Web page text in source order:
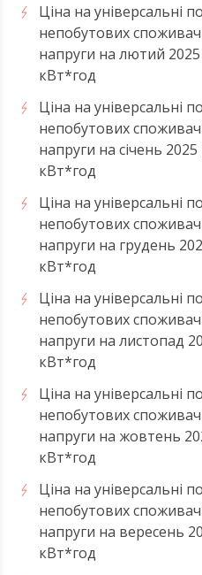
Ціна на універсальні
непобутових
напруги на лютий
кВт*год
Ціна на універсальні
непобутових
напруги на січень
кВт*год
Ціна на універсальні
непобутових
напруги на грудень
кВт*год
Ціна на універсальні
непобутових
напруги на листопад
кВт*год
Ціна на універсальні
непобутових
напруги на жовтень
кВт*год
Ціна на універсальні
непобутових
напруги на вересень
кВт*год